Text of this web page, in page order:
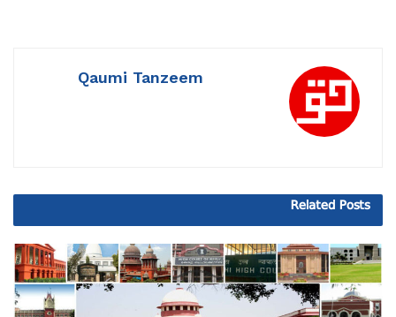
Qaumi Tanzeem
Related Posts